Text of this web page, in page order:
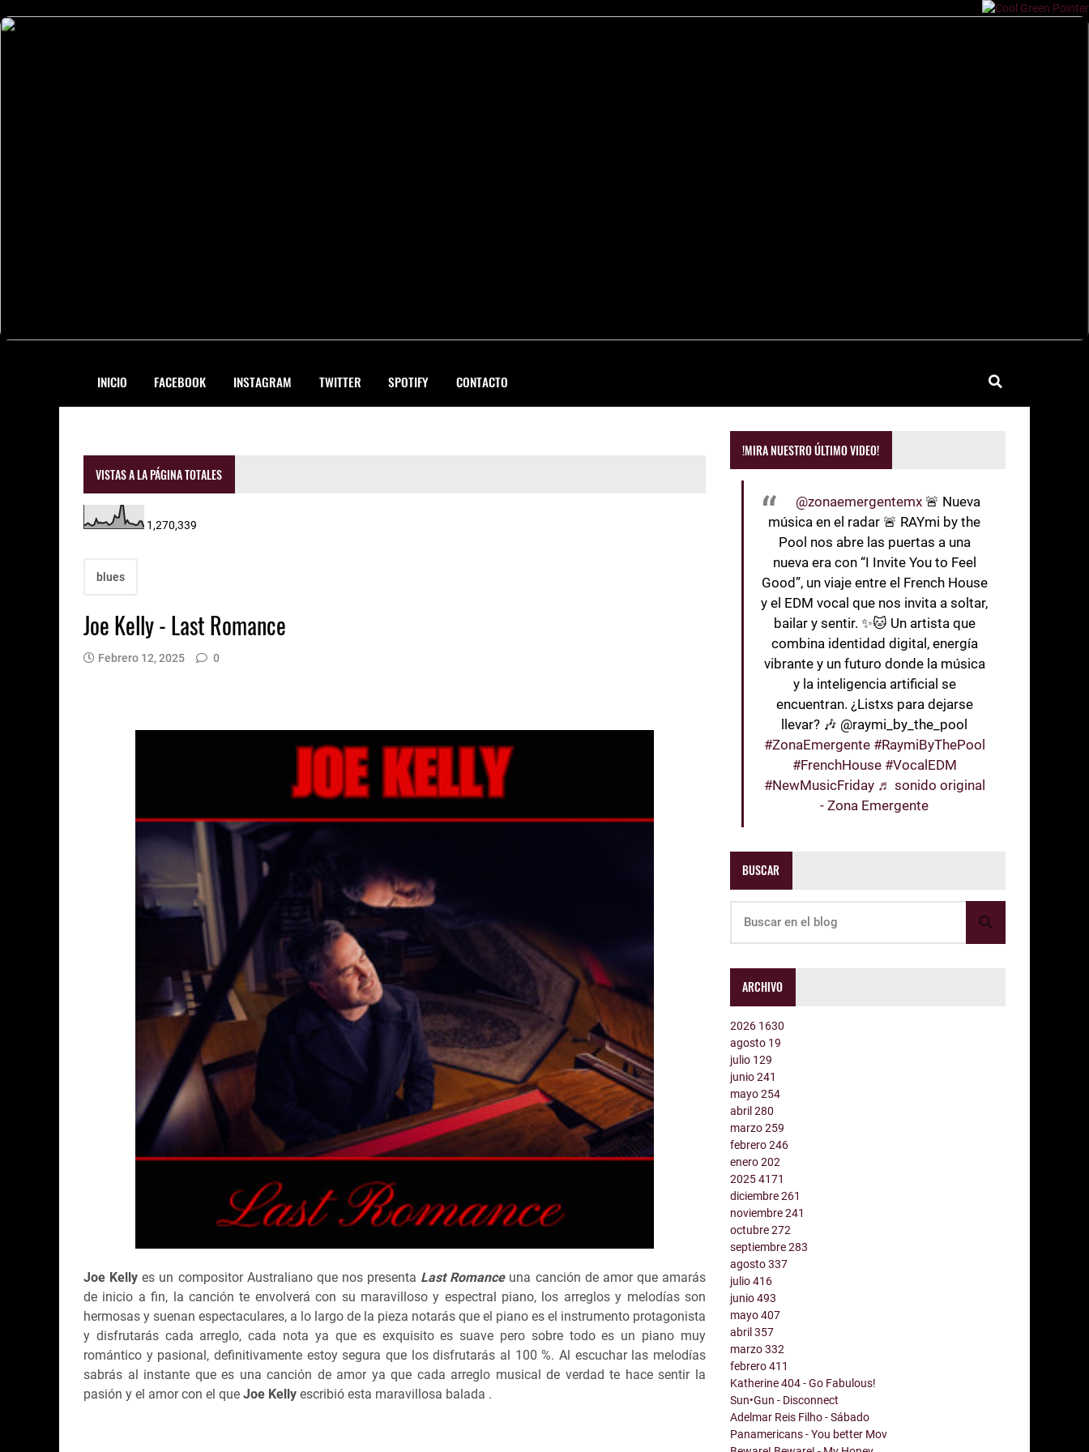
INICIO FACEBOOK INSTAGRAM TWITTER SPOTIFY CONTACTO
VISTAS A LA PÁGINA TOTALES
1,270,339
blues
Joe Kelly - Last Romance
Febrero 12, 2025 0
Joe Kelly es un compositor Australiano que nos presenta Last Romance una canción de amor que amarás
de inicio a fin, la canción te envolverá con su maravilloso y espectral piano, los arreglos y melodías son
hermosas y suenan espectaculares, a lo largo de la pieza notarás que el piano es el instrumento protagonista
y disfrutarás cada arreglo, cada nota ya que es exquisito es suave pero sobre todo es un piano muy
romántico y pasional, definitivamente estoy segura que los disfrutarás al 100 %. Al escuchar las melodías
sabrás al instante que es una canción de amor ya que cada arreglo musical de verdad te hace sentir la
pasión y el amor con el que Joe Kelly escribió esta maravillosa balada .
!MIRA NUESTRO ÚLTIMO VIDEO!
@zonaemergentemx 🚨 Nueva
música en el radar 🚨 RAYmi by the
Pool nos abre las puertas a una
nueva era con “I Invite You to Feel
Good”, un viaje entre el French House
y el EDM vocal que nos invita a soltar,
bailar y sentir. ✨🐱 Un artista que
combina identidad digital, energía
vibrante y un futuro donde la música
y la inteligencia artificial se
encuentran. ¿Listxs para dejarse
llevar? 🎶 @raymi_by_the_pool
#ZonaEmergente #RaymiByThePool
#FrenchHouse #VocalEDM
#NewMusicFriday ♬ sonido original
- Zona Emergente
BUSCAR
ARCHIVO
2026 1630
agosto 19
julio 129
junio241
mayo254
abril280
marzo259
febrero246
enero202
20254171
diciembre261
noviembre241
octubre272
septiembre283
agosto337
julio416
junio493
mayo407
abril357
marzo332
febrero411
Katherine 404 - Go Fabulous!
Sun•Gun - Disconnect
Adelmar Reis Filho - Sábado
Panamericans - You better Mov